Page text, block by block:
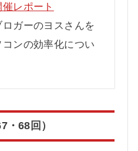
レポート
ガーのヨスさんを
ンの効率化につい
・68回）